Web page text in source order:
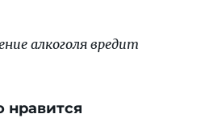
алкоголя вредит
нравится